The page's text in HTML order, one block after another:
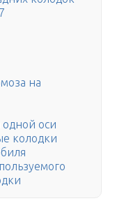
на
оси
колодки